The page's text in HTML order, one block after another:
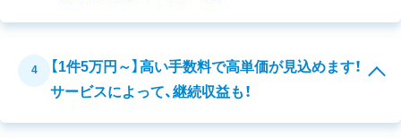
4
【1件5万円～】高い手数料で高単価が見込めます！
サービスによって、継続収益も！